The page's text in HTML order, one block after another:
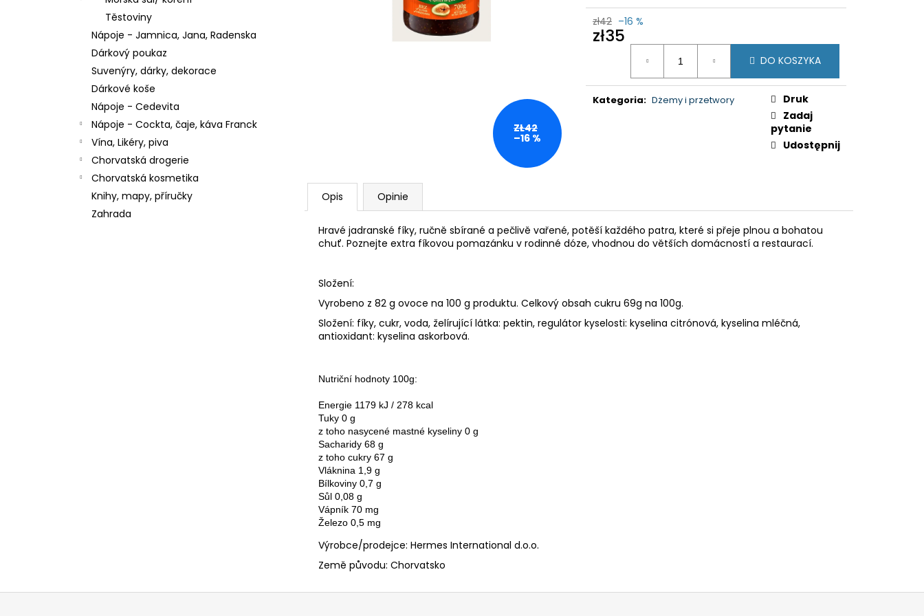
Těstoviny
Nápoje - Jamnica, Jana, Radenska
Dárkový poukaz
Suvenýry, dárky, dekorace
Dárkové koše
Nápoje - Cedevita
Nápoje - Cockta, čaje, káva Franck
Vína, Likéry, piva
Chorvatská drogerie
Chorvatská kosmetika
Knihy, mapy, příručky
Zahrada
zł42 –16 %
zł35
jednostkowa:
DO KOSZYKA
Kategoria: Dżemy i przetwory
Druk
Zadaj
pytanie
Udostępnij
ZŁ42
–16 %
Opis Opinie
Hravé jadranské fíky, ručně sbírané a pečlivě vařené, potěší každého patra, které si přeje plnou a bohatou
chuť. Poznejte extra fíkovou pomazánku v rodinné dóze, vhodnou do větších domácností a restaurací.
Složení:
Vyrobeno z 82 g ovoce na 100 g produktu. Celkový obsah cukru 69g na 100g.
Složení: fíky, cukr, voda, želírující látka: pektin, regulátor kyselosti: kyselina citrónová, kyselina mléčná,
antioxidant: kyselina askorbová.
Nutriční hodnoty 100g:
Energie 1179 kJ / 278 kcal
Tuky 0 g
z toho nasycené mastné kyseliny 0 g
Sacharidy 68 g
z toho cukry 67 g
Vláknina 1,9 g
Bílkoviny 0,7 g
Sůl 0,08 g
Vápník 70 mg
Železo 0,5 mg
Výrobce/prodejce: Hermes International d.o.o.
Země původu: Chorvatsko
S